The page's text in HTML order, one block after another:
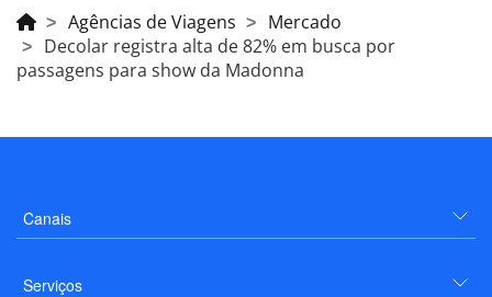
Agências de Viagens
Mercado
Decolar registra alta de 82% em busca por
passagens para show da Madonna
Canais
Serviços